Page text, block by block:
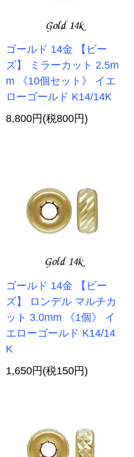
ゴールド 14金 【ビー
ズ】 ミラーカット 2.5m
m 《10個セット》 イエ
ローゴールド K14/14K
8,800円(税800円)
ゴールド 14金 【ビー
ズ】 ロンデル マルチカ
ット 3.0mm 《1個》 イ
エローゴールド K14/14
K
1,650円(税150円)